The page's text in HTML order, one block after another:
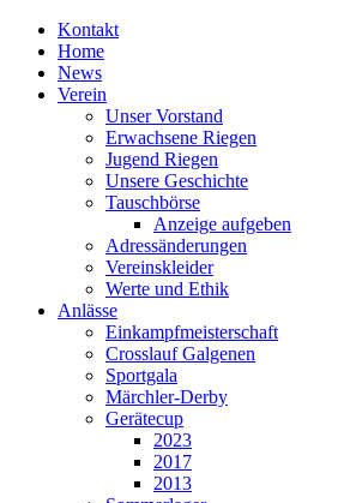
Kontakt
Home
News
Verein
Unser Vorstand
Erwachsene Riegen
Jugend Riegen
Unsere Geschichte
Tauschbörse
Anzeige aufgeben
Adressänderungen
Vereinskleider
Werte und Ethik
Anlässe
Einkampfmeisterschaft
Crosslauf Galgenen
Sportgala
Märchler-Derby
Gerätecup
2023
2017
2013